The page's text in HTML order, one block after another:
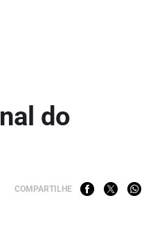
do
COMPARTILHE